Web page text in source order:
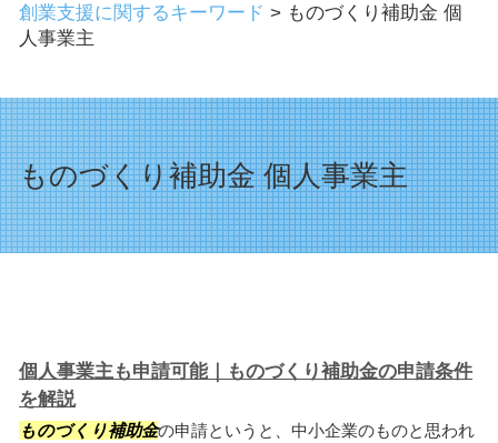
創業支援に関するキーワード > ものづくり補助金 個
人事業主
ものづくり補助金 個人事業主
個人事業主も申請可能｜ものづくり補助金の申請条件
を解説
ものづくり補助金の申請というと、中小企業のものと思われ